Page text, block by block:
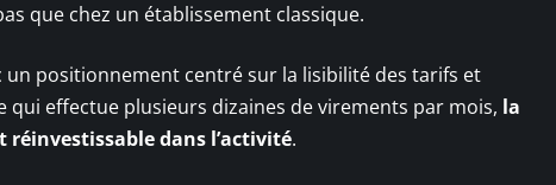
que chez un établissement classique.
un positionnement centré sur la lisibilité des tarifs et
qui effectue plusieurs dizaines de virements par mois, la
dans l’activité.